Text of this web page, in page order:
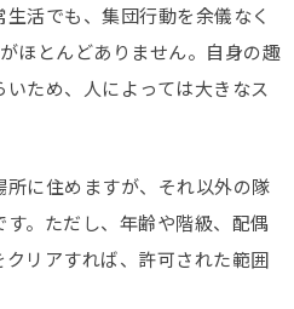
活でも、集団行動を余儀なく
ほとんどありません。自身の趣
ため、人によっては大きなス
に住めますが、それ以外の隊
。ただし、年齢や階級、配偶
リアすれば、許可された範囲